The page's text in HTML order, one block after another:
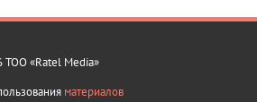
«Ratel Media»
материалов